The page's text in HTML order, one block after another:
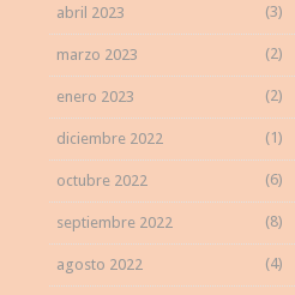
abril 2023 (3)
marzo 2023 (2)
enero 2023 (2)
diciembre 2022 (1)
octubre 2022 (6)
septiembre 2022 (8)
agosto 2022 (4)